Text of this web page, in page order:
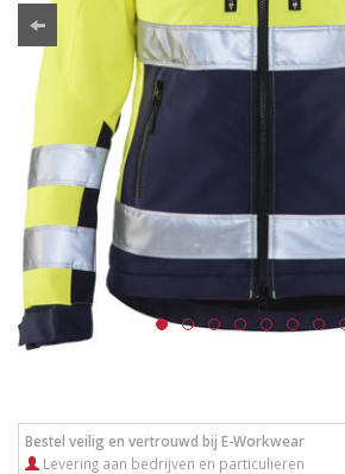
Bestel veilig en vertrouwd bij E-Workwear
Levering aan bedrijven en particulieren